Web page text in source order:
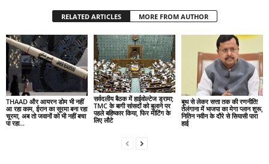
RELATED ARTICLES MORE FROM AUTHOR
THAAD और आयरन डोम भी नहीं
आ रहा काम, ईरान का सूरमा बना रहा
चूरमा, अब तो जवानों को भी नहीं बचा
पा रहा...
सर्वदलीय बैठक में हाईवोल्टेज ड्रामा;
TMC के बागी सांसदों को बुलाने पर
पहले बहिष्कार किया, फिर मीटिंग के
लिए लौटे
बूथ से लेकर सत्ता तक की रणनीति!
तेलंगाना में भाजपा का मेगा प्लान शुरू,
नितिन नवीन के दौरे से सियासी पारा
हाई